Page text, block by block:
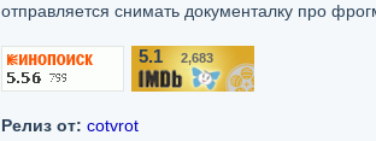
отправляется снимать документалку про
5.1 2,683
Релиз от: cotvrot